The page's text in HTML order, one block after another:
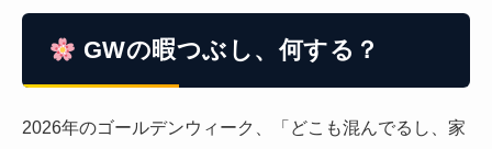
GWの暇つぶし、何する？
2026年のゴールデンウィーク、「どこも混んでるし、家